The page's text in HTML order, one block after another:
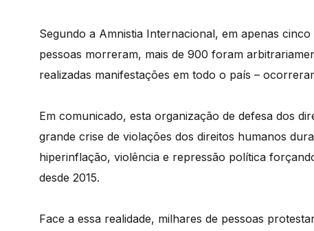
Segundo a Amnistia Internacional, em apenas
pessoas morreram, mais de 900 foram
realizadas manifestações em todo o país –
Em comunicado, esta organização de defesa dos
grande crise de violações dos direitos humanos
hiperinflação, violência e repressão política
desde 2015.
Face a essa realidade, milhares de pessoas